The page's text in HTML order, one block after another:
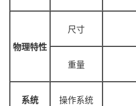
物理特性
尺寸
重量
系统 操作系统